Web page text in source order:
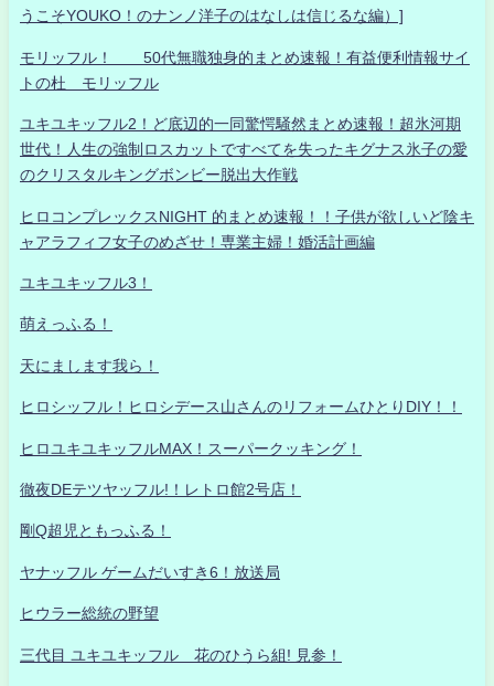
うこそYOUKO！のナンノ洋子のはなしは信じるな編）]
モリッフル！ 50代無職独身的まとめ速報！有益便利情報サイ
トの杜 モリッフル
ユキユキッフル2！ど底辺的一同驚愕騒然まとめ速報！超氷河期
世代！人生の強制ロスカットですべてを失ったキグナス氷子の愛
のクリスタルキングボンビー脱出大作戦
ヒロコンプレックスNIGHT 的まとめ速報！！子供が欲しいど陰キ
ャアラフィフ女子のめざせ！専業主婦！婚活計画編
ユキユキッフル3！
萌えっふる！
天にまします我ら！
ヒロシッフル！ヒロシデース山さんのリフォームひとりDIY！！
ヒロユキユキッフルMAX！スーパークッキング！
徹夜DEテツヤッフル!！レトロ館2号店！
剛Q超児ともっふる！
ヤナッフル ゲームだいすき6！放送局
ヒウラー総統の野望
三代目 ユキユキッフル 花のひうら組! 見参！